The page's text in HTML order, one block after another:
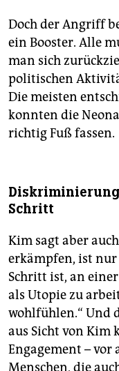
Doch der Angriff
ein Booster. Alle
man sich
politischen
Die meisten
konnten die
richtig Fuß fassen.
Schritt
Kim sagt aber
erkämpfen, ist nur
Schritt ist, an
als Utopie zu
wohlfühlen.“ Und
aus Sicht von
Engagement – vor
Menschen, die